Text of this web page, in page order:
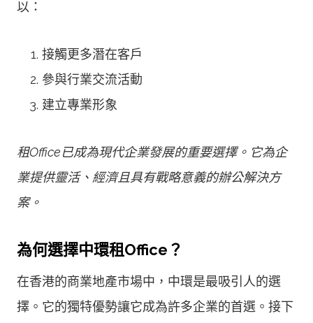
以：
接觸更多潛在客戶
參與行業交流活動
建立專業形象
租Office已成為現代企業發展的重要選擇。它為企
業提供靈活、經濟且具有戰略意義的辦公解決方
案。
為何選擇中環租Office？
在香港的商業地產市場中，中環是最吸引人的選
擇。它的獨特優勢讓它成為許多企業的首選。接下